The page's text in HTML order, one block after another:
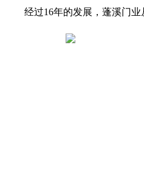
经过16年的发展，蓬溪门